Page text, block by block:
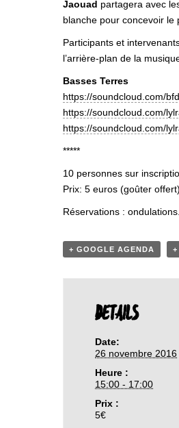
Jaouad partagera avec
blanche pour concevoir le
Participants et
l’arrière-plan de la
Basses Terres
https://soundcloud.com/
https://soundcloud.com/
https://soundcloud.com/
*****
10 personnes sur
Prix: 5 euros (goûter
Réservations :
+ GOOGLE AGENDA
DETAILS
Date:
26 novembre 2016
Heure :
15:00 - 17:00
Prix :
5€